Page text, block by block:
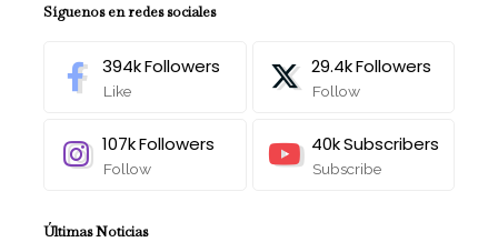
Síguenos en redes sociales
394kFollowers
Like
29.4kFollowers
Follow
107kFollowers
Follow
40kSubscribers
Subscribe
Últimas Noticias